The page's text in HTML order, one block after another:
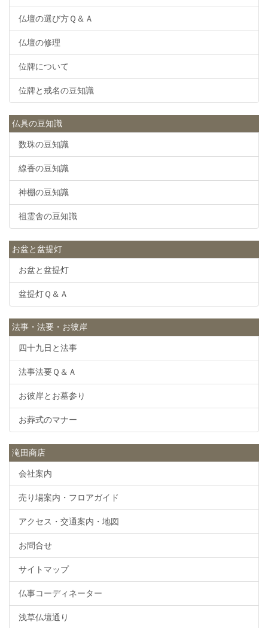
仏壇の選び方Ｑ＆Ａ
仏壇の修理
位牌について
位牌と戒名の豆知識
仏具の豆知識
数珠の豆知識
線香の豆知識
神棚の豆知識
祖霊舎の豆知識
お盆と盆提灯
お盆と盆提灯
盆提灯Ｑ＆Ａ
法事・法要・お彼岸
四十九日と法事
法事法要Ｑ＆Ａ
お彼岸とお墓参り
お葬式のマナー
滝田商店
会社案内
売り場案内・フロアガイド
アクセス・交通案内・地図
お問合せ
サイトマップ
仏事コーディネーター
浅草仏壇通り